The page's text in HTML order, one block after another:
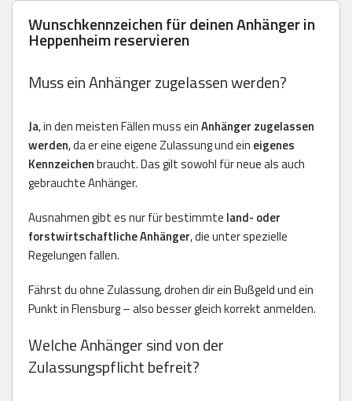
Wunschkennzeichen für deinen Anhänger in
Heppenheim reservieren
Muss ein Anhänger zugelassen werden?
Ja, in den meisten Fällen muss einAnhänger zugelassen
werden, da er eine eigene Zulassung und ein eigenes
Kennzeichenbraucht. Das gilt sowohl für neue als auch
gebrauchte Anhänger.
Ausnahmen gibt es nur für bestimmte land- oder
forstwirtschaftliche Anhänger, die unter spezielle
Regelungen fallen.
Fährst du ohne Zulassung, drohen dir ein Bußgeld und ein
Punkt in Flensburg – also besser gleich korrekt anmelden.
Welche Anhänger sind von der
Zulassungspflicht befreit?